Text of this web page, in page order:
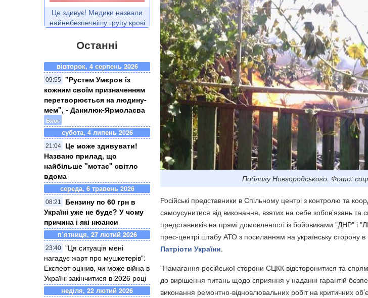
Це здивує! Медики назвали
найнебезпечнішу групу крові
Останні
вівторок, 4 серпень 2026
09:55
"Рустем Умєров із
кожним своїм призначенням
перетворюється на людину-
мем", - Данилюк-Ярмолаєва
Блог
субота, 4 липень 2026
21:04
Це може здивувати!
Названо прилад, що
найбільше "мотає" світло
вдома
середа, 6 травень 2026
08:21
Бензину по 60 грн в
Україні уже не буде? У чому
причина і які нюанси
п’ятниця, 27 лютий 2026
23:40 "Ця ситуація мені
нагадує жарт про мушкетерів":
Експерт оцінив, чи може війна в
Україні закінчитися в 2026 році
неділя, 22 лютий 2026
Поблизу Новгородського. Фото:
Російські представники в Спільному центрі з контролю та
самоусунитися від виконання, взятих на себе зобов’язань та
представників на прямі домовленості із бойовиками "ДНР" і
прес-центрі штабу АТО з посиланням на українську сторону
Патріоти України.
"Намагання російської сторони СЦКК відсторонитися та
до вирішення питань щодо сприяння у наданні гарантій
виконання ремонтно-відновлювальних робіт на критичних